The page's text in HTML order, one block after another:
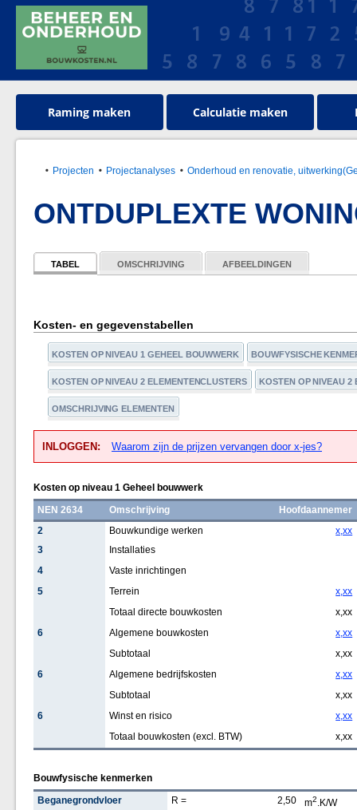
Raming maken Calculatie maken
Projecten Projectanalyses Onderhoud en renovatie,
ONTDUPLEXTE
TABEL OMSCHRIJVING AFBEELDINGEN
Kosten- en gegevenstabellen
KOSTEN OP NIVEAU 1 GEHEEL BOUWWERK BOUWFYSISCHE
KOSTEN OP NIVEAU 2 ELEMENTENCLUSTERS KOSTEN OP NIVEAU 2
OMSCHRIJVING ELEMENTEN
INLOGGEN: Waarom zijn de prijzen vervangen door x-jes?
Kosten op niveau 1 Geheel bouwwerk
NEN 2634
Omschrijving
Hoofdaannemer
2
Bouwkundige werken
x,xx
3
Installaties
4
Vaste inrichtingen
5
Terrein
x,xx
Totaal directe bouwkosten
x,xx
6
Algemene bouwkosten
x,xx
Subtotaal
x,xx
6
Algemene bedrijfskosten
x,xx
Subtotaal
x,xx
6
Winst en risico
x,xx
Totaal bouwkosten (excl. BTW)
x,xx
Bouwfysische kenmerken
Beganegrondvloer
R = 2,50 m2.K/W